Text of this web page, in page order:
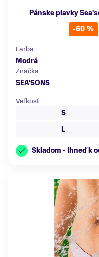
Pánske plavky
-60 %
Farba
Modrá
Značka
SEA'SONS
Veľkosť
S
L
Skladom - Ihneď k